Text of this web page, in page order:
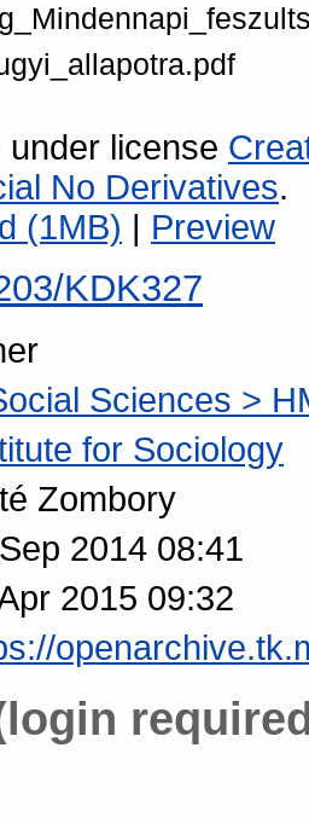
under license
No Derivatives.
(1MB) | Preview
KDK327
Sciences >
for Sociology
Zombory
2014 08:41
2015 09:32